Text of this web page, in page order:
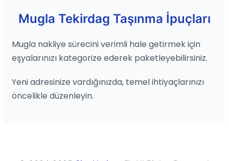
Mugla Tekirdag Taşınma İpuçları
Mugla nakliye sürecini verimli hale getirmek için
eşyalarınızı kategorize ederek paketleyebilirsiniz.
Yeni adresinize vardığınızda, temel ihtiyaçlarınızı
öncelikle düzenleyin.